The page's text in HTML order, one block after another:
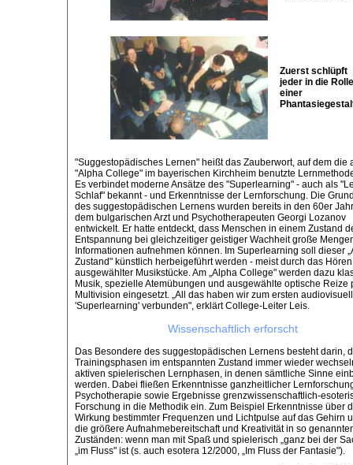
Zuerst schlüpft
jeder in die Rolle
einer
"Suggestopädisches Lernen" heißt das Zauberwort, auf dem die
"Alpha College" im bayerischen Kirchheim benutzte
Es verbindet moderne Ansätze des "Superlearning" - auch als
Schlaf" bekannt - und Erkenntnisse der Lernforschung. Die
des suggestopädischen Lernens wurden bereits in den 60er
dem bulgarischen Arzt und Psychotherapeuten Georgi Lozanov
entwickelt. Er hatte entdeckt, dass Menschen in einem Zustand
Entspannung bei gleichzeitiger geistiger Wachheit große
Informationen aufnehmen können. Im Superlearning soll dieser
Zustand" künstlich herbeigeführt werden - meist durch das Hören
ausgewählter Musikstücke. Am „Alpha College" werden dazu
Musik, spezielle Atemübungen und ausgewählte optische Reize
Multivision eingesetzt. „All das haben wir zum ersten
'Superlearning' verbunden", erklärt College-Leiter Leis.
Wissenschaftlich erforscht
Das Besondere des suggestopädischen Lernens besteht darin,
Trainingsphasen im entspannten Zustand immer wieder
aktiven spielerischen Lernphasen, in denen sämtliche Sinne
werden. Dabei fließen Erkenntnisse ganzheitlicher
Psychotherapie sowie Ergebnisse grenzwissenschaftlich-
Forschung in die Methodik ein. Zum Beispiel Erkenntnisse über
Wirkung bestimmter Frequenzen und Lichtpulse auf das Gehirn
die größere Aufnahmebereitschaft und Kreativität in so
Zuständen: wenn man mit Spaß und spielerisch „ganz bei der
„im Fluss" ist (s. auch esotera 12/2000, „Im Fluss der Fantasie").